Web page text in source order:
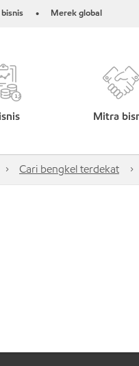
• Merek global
Mitra
Cari bengkel terdekat